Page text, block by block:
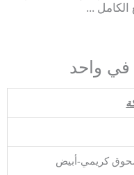
الكامل ...
واحد
كريمي-أبيض